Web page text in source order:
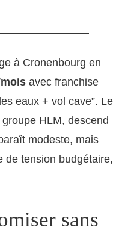
à Cronenbourg en
avec franchise
eaux + vol cave”. Le
HLM, descend
modeste, mais
de tension budgétaire,
sans